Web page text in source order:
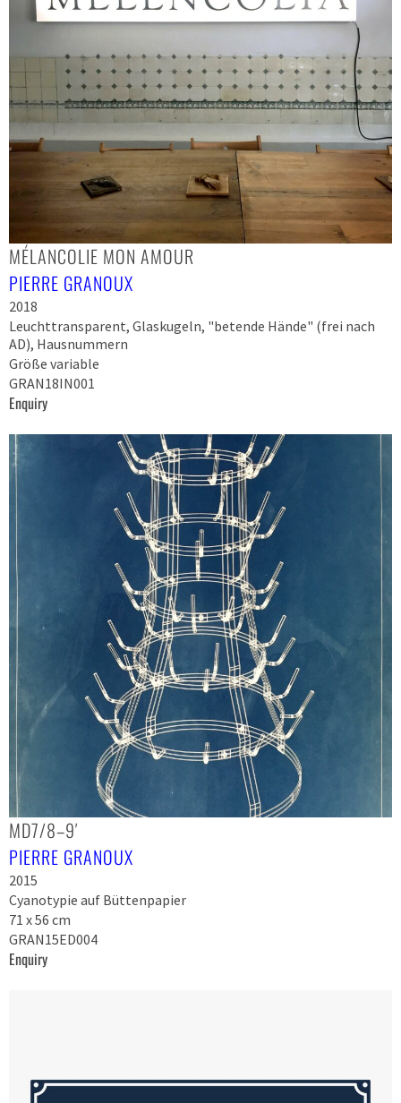
MÉLANCOLIE MON AMOUR
PIERRE GRANOUX
2018
Leuchttransparent, Glaskugeln, "betende Hände" (frei nach
AD), Hausnummern
Größe variable
GRAN18IN001
Enquiry
MD7/8–9′
PIERRE GRANOUX
2015
Cyanotypie auf Büttenpapier
71 x 56 cm
GRAN15ED004
Enquiry